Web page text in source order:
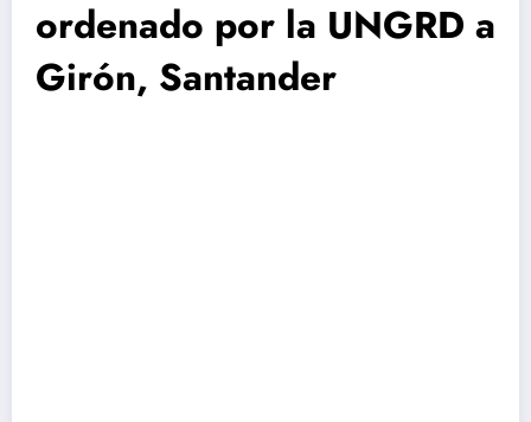
ordenado por la UNGRD a
Girón, Santander